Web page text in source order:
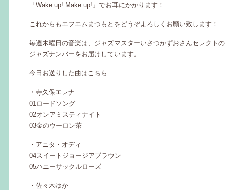
「Wake up! Make up!」でお耳にかかります！
これからもエフエムまつもとをどうぞよろしくお願い致します！
毎週木曜日の音楽は、ジャズマスターいさつかずおさんセレクトの
ジャズナンバーをお届けしています。
今日お送りした曲はこちら
・寺久保エレナ
01ロードソング
02オンアミスティナイト
03金のウーロン茶
・アニタ・オディ
04スイートジョージアブラウン
05ハニーサックルローズ
・佐々木ゆか